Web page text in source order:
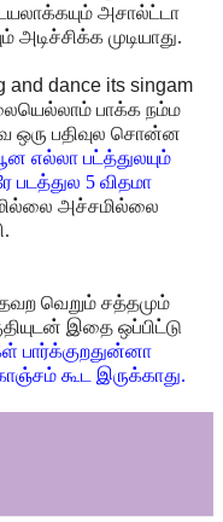
அசால்ட்டா
அடிச்சிக்க முடியாது.
and dance its singam
பாக்க நம்ம
ஒரு பதிவுல சொன்ன
எல்லா பட்த்துலயும்
படத்துல 5 விதமா
அச்சமில்லை
வெறும் சத்தமும்
இதை ஒப்பிட்டு
பார்க்குறதுன்னா
கூட இருக்காது.